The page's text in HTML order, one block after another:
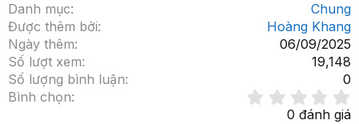
Danh mục
Chung
Được thêm bởi
Hoàng Khang
Ngày thêm
06/09/2025
Số lượt xem
19,148
Số lượng bình luận
0
Bình chọn
.
0 đánh giá